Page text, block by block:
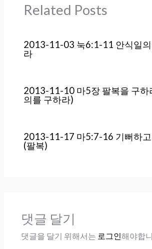
Related Posts
2013-11-03 눅6:1-11 안식일의
라
2013-11-10 마5장 팔복을 구하
의를 구하라)
2013-11-17 마5:7-16 기뻐하
(팔복)
댓글 달기
댓글을 달기 위해서는 로그인해야합